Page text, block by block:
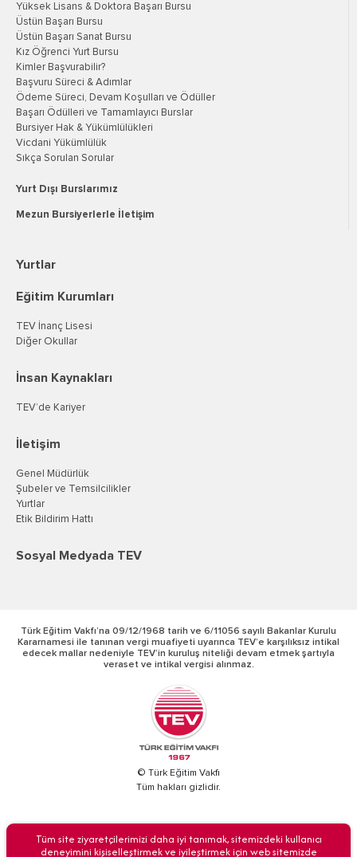
Yüksek Lisans & Doktora Başarı Bursu
Üstün Başarı Bursu
Üstün Başarı Sanat Bursu
Kız Öğrenci Yurt Bursu
Kimler Başvurabilir?
Başvuru Süreci & Adımlar
Ödeme Süreci, Devam Koşulları ve Ödüller
Başarı Ödülleri ve Tamamlayıcı Burslar
Bursiyer Hak & Yükümlülükleri
Vicdani Yükümlülük
Sıkça Sorulan Sorular
Yurt Dışı Burslarımız
Mezun Bursiyerlerle İletişim
Yurtlar
Eğitim Kurumları
TEV İnanç Lisesi
Diğer Okullar
İnsan Kaynakları
TEV’de Kariyer
İletişim
Genel Müdürlük
Şubeler ve Temsilcilikler
Yurtlar
Etik Bildirim Hattı
Sosyal Medyada TEV
Türk Eğitim Vakfı’na 09/12/1968 tarih ve 6/11056 sayılı Bakanlar Kurulu
Kararnamesi ile tanınan vergi muafiyeti uyarınca TEV’e karşılıksız intikal
edecek mallar nedeniyle TEV’in kuruluş niteliği devam etmek şartıyla
veraset ve intikal vergisi alınmaz.
© Türk Eğitim Vakfı
Tüm hakları gizlidir.
BİZİ ARAYIN
Tüm site ziyaretçilerimizi daha iyi tanımak, sitemizdeki kullanıcı
deneyimini kişiselleştirmek ve iyileştirmek için web sitemizde